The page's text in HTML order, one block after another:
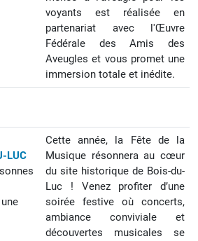
voyants est réalisée en
partenariat avec l'Œuvre
Fédérale des Amis des
Aveugles et vous promet une
immersion totale et inédite.
LUC
Cette année, la Fête de la
Musique résonnera au cœur
du site historique de Bois-du-
Luc ! Venez profiter d’une
soirée festive où concerts,
ambiance conviviale et
découvertes musicales se